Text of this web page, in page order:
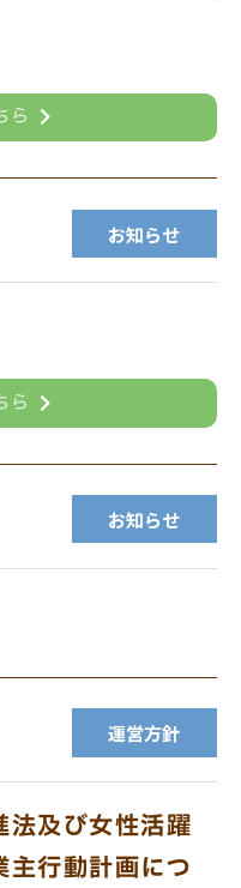
ら
お知らせ
ら
お知らせ
運営方針
法及び女性活躍
行動計画につ